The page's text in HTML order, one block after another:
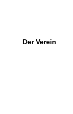
Der Verein